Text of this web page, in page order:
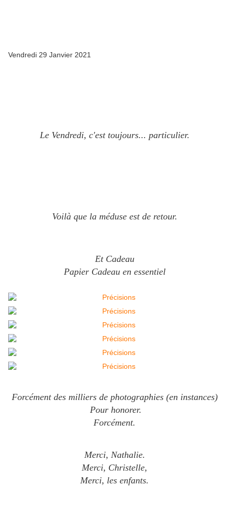
Vendredi 29 Janvier 2021
Le Vendredi, c'est toujours... particulier.
Voilà que la méduse est de retour.
Et Cadeau
Papier Cadeau en essentiel
Forcément des milliers de photographies (en instances)
Pour honorer.
Forcément.
Merci, Nathalie.
Merci, Christelle,
Merci, les enfants.